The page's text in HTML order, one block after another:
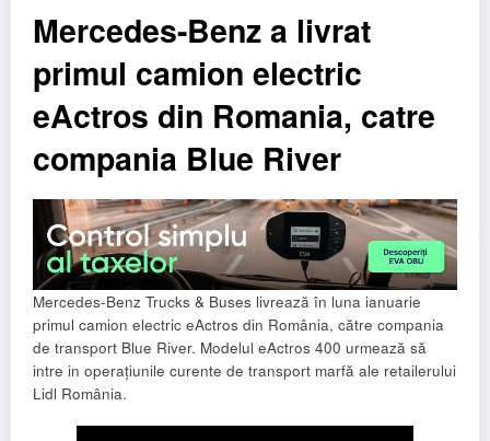
Mercedes-Benz a livrat
primul camion electric
eActros din Romania, catre
compania Blue River
Mercedes-Benz Trucks & Buses livrează în luna ianuarie
primul camion electric eActros din România, către compania
de transport Blue River. Modelul eActros 400 urmează să
intre in operațiunile curente de transport marfă ale retailerului
Lidl România.